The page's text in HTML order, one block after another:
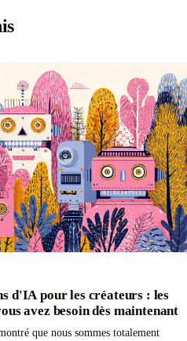
d'IA pour les créateurs : les
avez besoin dès maintenant
que nous sommes totalement